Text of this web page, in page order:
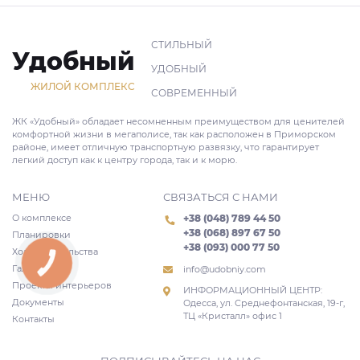
Удобный
ЖИЛОЙ КОМПЛЕКС
СТИЛЬНЫЙ
УДОБНЫЙ
СОВРЕМЕННЫЙ
ЖК «Удобный» обладает несомненным преимуществом для ценителей
комфортной жизни в мегаполисе, так как расположен в Приморском
районе, имеет отличную транспортную развязку, что гарантирует
легкий доступ как к центру города, так и к морю.
МЕНЮ
О комплексе
Планировки
Ход строительства
Галерея
Проекты интерьеров
Документы
Контакты
СВЯЗАТЬСЯ С НАМИ
+38 (048) 789 44 50
+38 (068) 897 67 50
+38 (093) 000 77 50
info@udobniy.com
ИНФОРМАЦИОННЫЙ ЦЕНТР:
Одесса, ул. Среднефонтанская, 19-г,
ТЦ «Кристалл» офис 1
КНОПКА
СВЯЗИ